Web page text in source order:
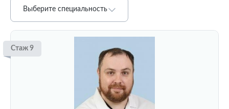
Выберите специальность
Стаж 9